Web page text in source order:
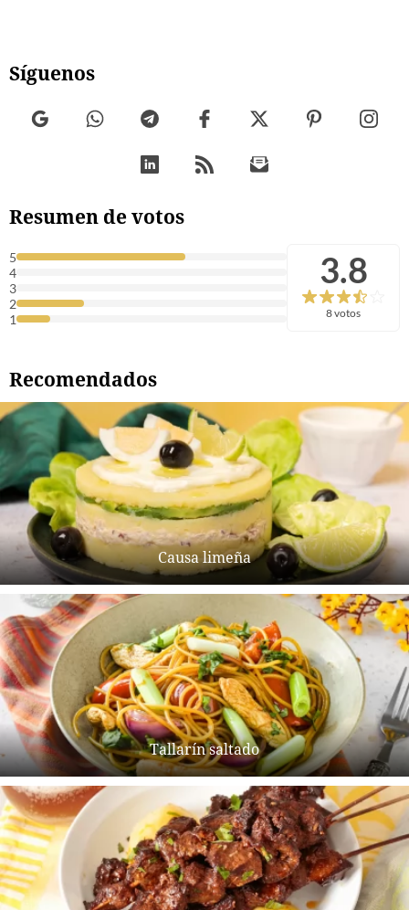
Síguenos
Resumen de votos
5
4
3
2
1
3.8
8 votos
Recomendados
Causa limeña
Tallarín saltado